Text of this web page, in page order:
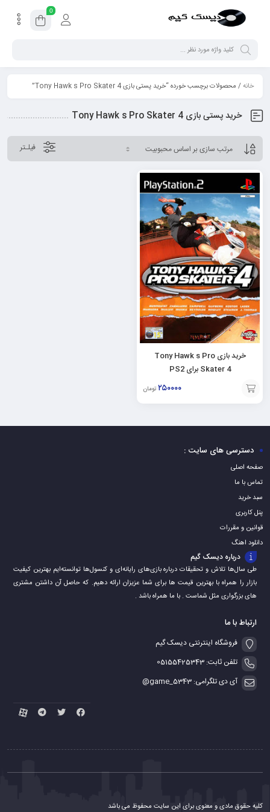
0
خانه/ محصولات برچسب خورده “خرید پستی بازی Tony Hawk s Pro Skater 4”
خرید پستی بازی Tony Hawk s Pro Skater 4
فیلـتر
خرید بازی Tony Hawk s Pro
Skater 4 برای PS2
۲۵۰۰۰۰ تومان
افزودن
به
دسترسی های سایت :
صفحه اصلی
تماس با ما
سبد خرید
پنل کاربری
قوانین و مقررات
دانلود اهنگ
درباره دیسک گیم
طی سال‌ها تلاش و تحقیقات درباره بازی‌های رایانه‌ای و کنسول‌ها توانسته‌ایم بهترین کیفیت
بازار را همراه با بهترین قیمت ها برای شما عزیزان ارائه دهیم. که حاصل آن داشتن مشتری
های بزرگواری مثل شماست . با ما همراه باشد .
ارتباط با ما
فروشگاه اینترنتی دیسک گیم
تلفن ثابت: 05155425343
آی دی تلگرامی: game_5343@
کلیه حقوق مادی و معنوی برای این سایت محفوظ می باشد